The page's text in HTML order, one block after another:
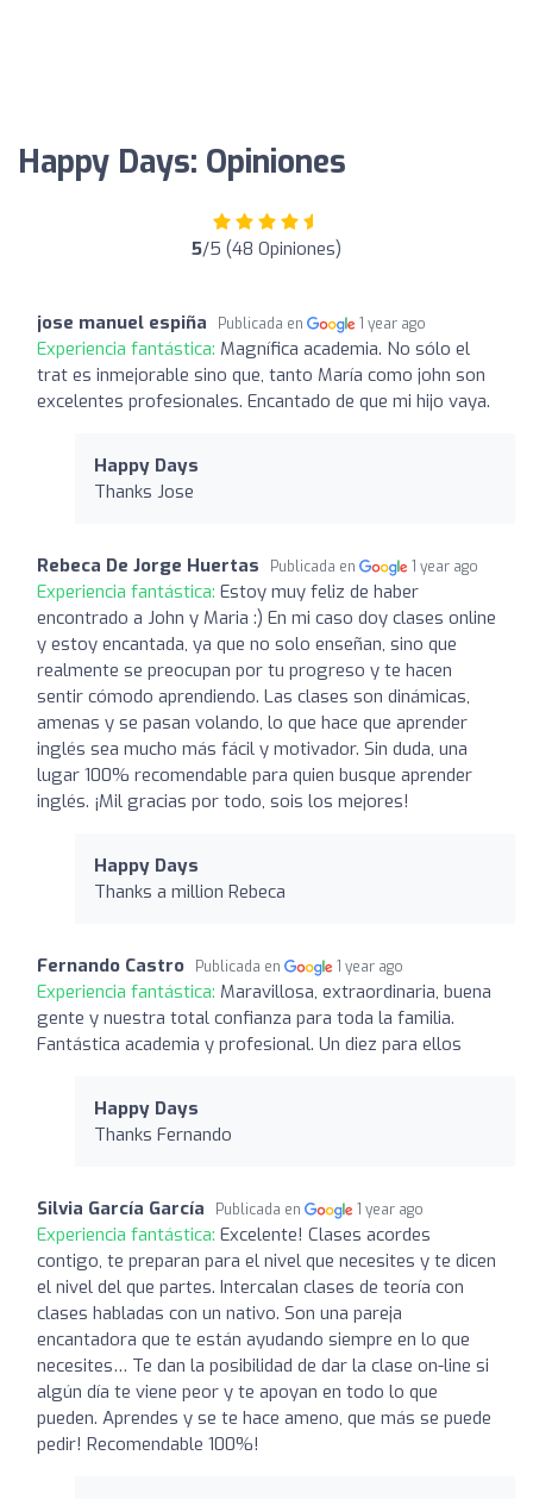
Happy Days: Opiniones
5/5 (48 Opiniones)
jose manuel espiña Publicada en 1 year ago
Experiencia fantástica: Magnífica academia. No sólo el
trat es inmejorable sino que, tanto María como john son
excelentes profesionales. Encantado de que mi hijo vaya.
Happy Days
Thanks Jose
Rebeca De Jorge Huertas Publicada en 1 year ago
Experiencia fantástica: Estoy muy feliz de haber
encontrado a John y Maria :) En mi caso doy clases online
y estoy encantada, ya que no solo enseñan, sino que
realmente se preocupan por tu progreso y te hacen
sentir cómodo aprendiendo. Las clases son dinámicas,
amenas y se pasan volando, lo que hace que aprender
inglés sea mucho más fácil y motivador. Sin duda, una
lugar 100% recomendable para quien busque aprender
inglés. ¡Mil gracias por todo, sois los mejores!
Happy Days
Thanks a million Rebeca
Fernando Castro Publicada en 1 year ago
Experiencia fantástica: Maravillosa, extraordinaria, buena
gente y nuestra total confianza para toda la familia.
Fantástica academia y profesional. Un diez para ellos
Happy Days
Thanks Fernando
Silvia García García Publicada en 1 year ago
Experiencia fantástica: Excelente! Clases acordes
contigo, te preparan para el nivel que necesites y te dicen
el nivel del que partes. Intercalan clases de teoría con
clases habladas con un nativo. Son una pareja
encantadora que te están ayudando siempre en lo que
necesites… Te dan la posibilidad de dar la clase on-line si
algún día te viene peor y te apoyan en todo lo que
pueden. Aprendes y se te hace ameno, que más se puede
pedir! Recomendable 100%!